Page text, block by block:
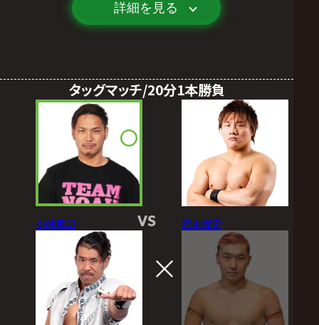
詳細を見る
タッグマッチ/20分1本勝負
小峠篤司 VS 岩本煌史